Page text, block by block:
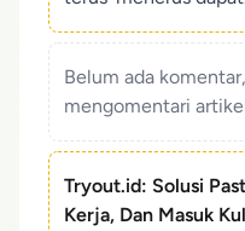
Belum ada
mengomentari
Tryout.id: Solusi
Kerja, Dan Masuk